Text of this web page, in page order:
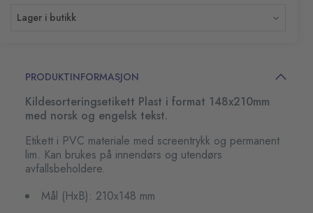
Lager i butikk
PRODUKTINFORMASJON
Kildesorteringsetikett Plast i format 148x210mm
med norsk og engelsk tekst.
Etikett i PVC materiale med screentrykk og permanent
lim. Kan brukes på innendørs og utendørs
avfallsbeholdere.
Mål (HxB): 210x148 mm